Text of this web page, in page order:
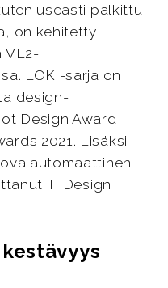
useasti palkittu
on kehitetty
VE2-
LOKI-sarja on
design-
Design Award
2021. Lisäksi
automaattinen
iF Design